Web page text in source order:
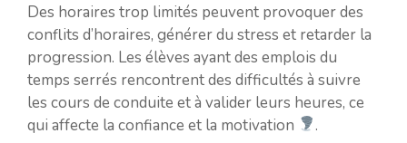
Des horaires trop limités peuvent provoquer des
conflits d’horaires, générer du stress et retarder la
progression. Les élèves ayant des emplois du
temps serrés rencontrent des difficultés à suivre
les cours de conduite et à valider leurs heures, ce
qui affecte la confiance et la motivation
.